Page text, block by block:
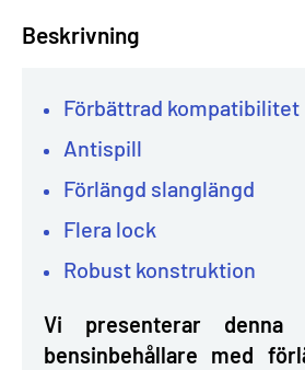
Beskrivning
Förbättrad kompatibilitet
Antispill
Förlängd slanglängd
Flera lock
Robust konstruktion
Vi presenterar denna
bensinbehållare med